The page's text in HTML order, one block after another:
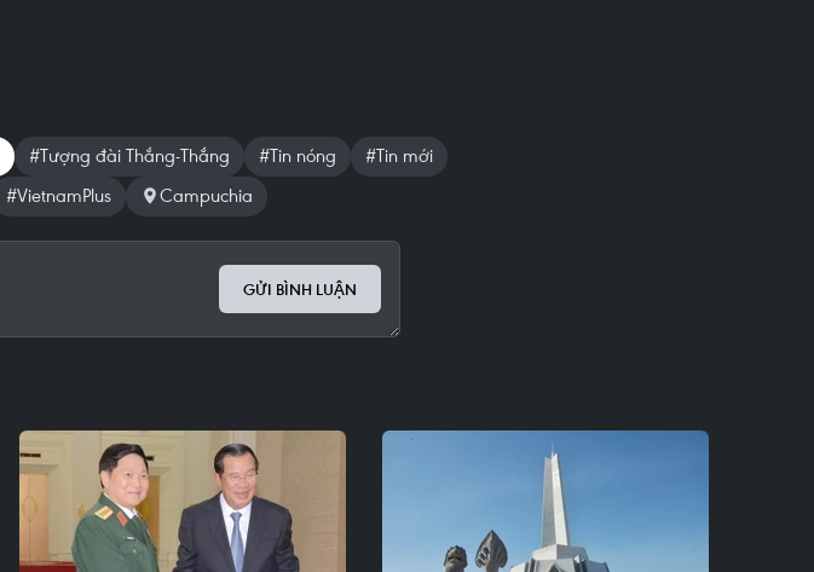
#Tượng đài Thắng-Thắng #Tin nóng
#Tin mới
#VietnamPlus Campuchia
GỬI BÌNH LUẬN